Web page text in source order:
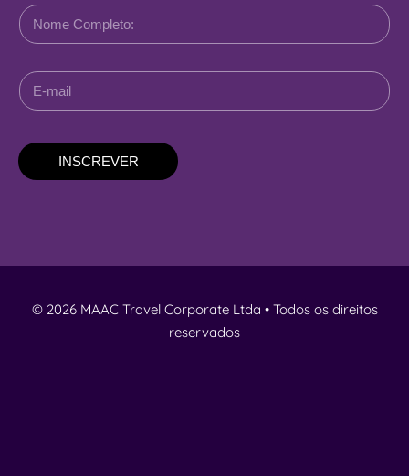
INSCREVER
© 2026 MAAC Travel Corporate Ltda • Todos os direitos
reservados